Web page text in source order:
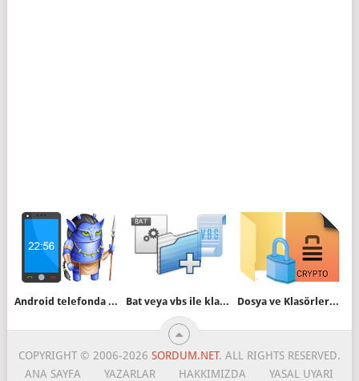
Android telefonda saat kayboldu Bat veya vbs ile klasör oluşturalım Dosya ve Klasörleri Kolayca şifreleyin
COPYRIGHT © 2006-2026 SORDUM.NET. ALL RIGHTS RESERVED.
ANA SAYFA
YAZARLAR HAKKIMIZDA YASAL UYARI